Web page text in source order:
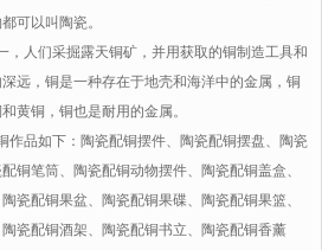
可以叫陶瓷。
人们采掘露天铜矿，并用获取的铜制造工具和
远，铜是一种存在于地壳和海洋中的金属，铜
黄铜，铜也是耐用的金属。
品如下：陶瓷配铜摆件、陶瓷配铜摆盘、陶瓷
铜笔筒、陶瓷配铜动物摆件、陶瓷配铜盖盒、
瓷配铜果盆、陶瓷配铜果碟、陶瓷配铜果篮、
瓷配铜酒架、陶瓷配铜书立、陶瓷配铜香薰